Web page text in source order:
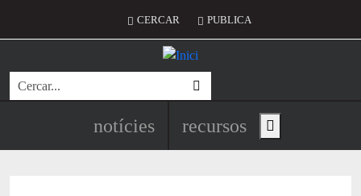
Menú del compte d'usuari
CERCAR PUBLICA
Cerca
Navegació principal de
notícies recursos Show main menu